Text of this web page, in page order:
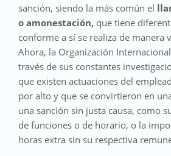
sanción, siendo la más común el
o amonestación, que tiene
conforme a sí se realiza de manera
Ahora, la Organización
través de sus constantes
que existen actuaciones del
por alto y que se convirtieron en
una sanción sin justa causa, como
de funciones o de horario, o la
horas extra sin su respectiva